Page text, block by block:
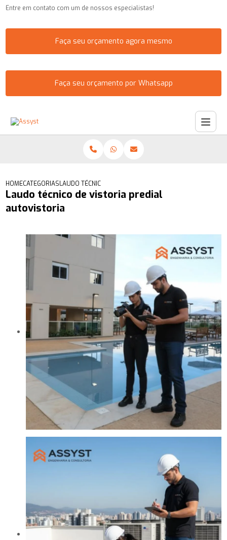
Entre em contato com um de nossos especialistas!
Faça seu orçamento agora mesmo
Faça seu orçamento por Whatsapp
HOMECATEGORIASLAUDO TÉCNICO DE VISTORIA PREDIAL AUTOVISTORIA
Laudo técnico de vistoria predial
autovistoria